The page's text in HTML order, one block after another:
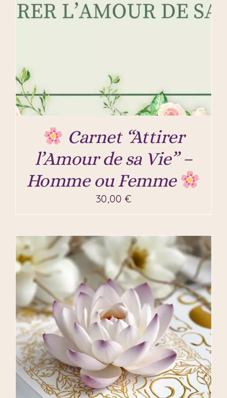
Carnet “Attirer
l’Amour de sa Vie” –
Homme ou Femme
30,00 €